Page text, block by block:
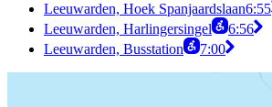
Leeuwarden, Hoek Spanjaardslaan6:55
Leeuwarden, Harlingersingel
6:56
Leeuwarden, Busstation
7:00